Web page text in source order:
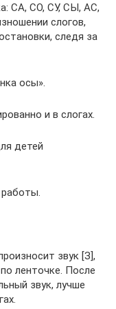
СА, СО, СУ, СЫ, АС,
слогов,
следя за
осы».
и в слогах.
детей
звук [З],
ленточке. После
звук, лучше